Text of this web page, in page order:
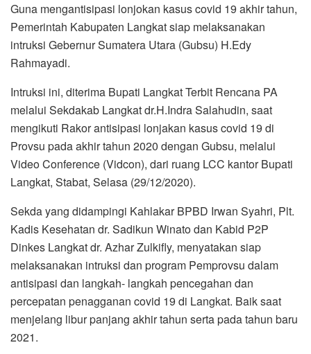
Guna mengantisipasi lonjokan kasus covid 19 akhir tahun,
Pemerintah Kabupaten Langkat siap melaksanakan
intruksi Gebernur Sumatera Utara (Gubsu) H.Edy
Rahmayadi.
Intruksi ini, diterima Bupati Langkat Terbit Rencana PA
melalui Sekdakab Langkat dr.H.Indra Salahudin, saat
mengikuti Rakor antisipasi lonjakan kasus covid 19 di
Provsu pada akhir tahun 2020 dengan Gubsu, melalui
Video Conference (Vidcon), dari ruang LCC kantor Bupati
Langkat, Stabat, Selasa (29/12/2020).
Sekda yang didampingi Kahlakar BPBD Irwan Syahri, Plt.
Kadis Kesehatan dr. Sadikun Winato dan Kabid P2P
Dinkes Langkat dr. Azhar Zulkifly, menyatakan siap
melaksanakan intruksi dan program Pemprovsu dalam
antisipasi dan langkah- langkah pencegahan dan
percepatan penagganan covid 19 di Langkat. Baik saat
menjelang libur panjang akhir tahun serta pada tahun baru
2021.